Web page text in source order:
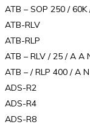
ATB – SOP 250 / 60K
ATB-RLV
ATB-RLP
ATB – RLV / 25 / A A
ATB – / RLP 400 / A
ADS-R2
ADS-R4
ADS-R8